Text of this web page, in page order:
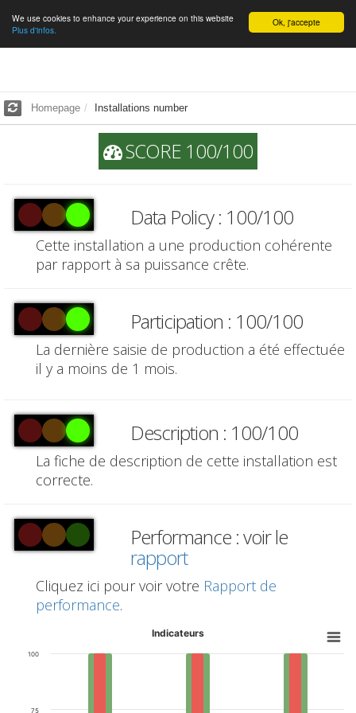
English Ok, j'accepte
We use cookies to enhance your experience on this website
Plus d'infos.
Homepage Installations number
SCORE 100/100
Data Policy : 100/100
Cette installation a une production cohérente
par rapport à sa puissance crête.
Participation : 100/100
La dernière saisie de production a été effectuée
il y a moins de 1 mois.
Description : 100/100
La fiche de description de cette installation est
correcte.
Performance : voir le
rapport
Cliquez ici pour voir votre Rapport de
performance.
Indicateurs
75
100